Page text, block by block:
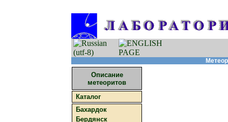
Описание
метеоритов
Каталог
Бахардок
Бердянск